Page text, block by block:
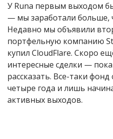
У Runa первым выходом
— мы заработали больше,
Недавно мы объявили
портфельную компанию
купил CloudFlare. Скоро
интересные сделки —
рассказать. Все-таки
четыре года и лишь
активных выходов.